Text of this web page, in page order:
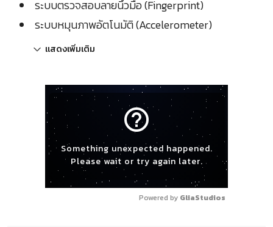
ระบบตรวจสอบลายนิ้วมือ (Fingerprint)
ระบบหมุนภาพอัตโนมัติ (Accelerometer)
แสดงเพิ่มเติม
help_outline
Something unexpected happened.
Please wait or try again later.
Powered by GliaStudios